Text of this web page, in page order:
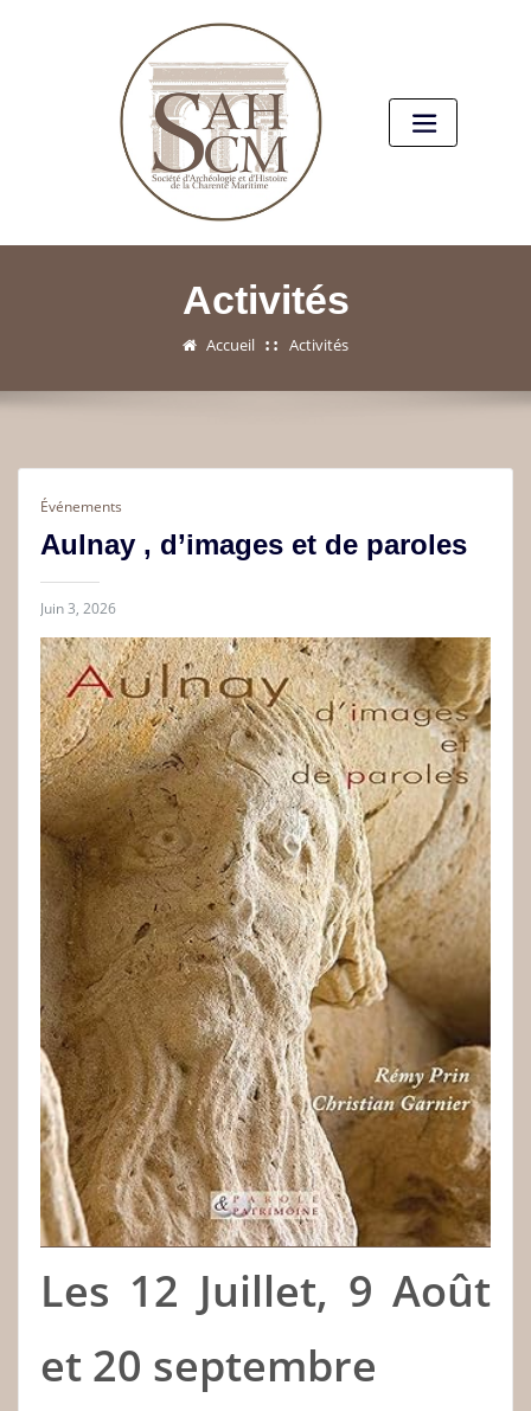
Activités
Accueil Activités
Événements
Aulnay , d’images et de paroles
Juin 3, 2026
Les 12 Juillet, 9 Août
et 20 septembre